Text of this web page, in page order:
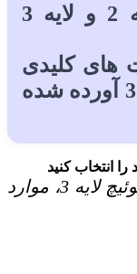
تفاوت بین سوئیچ های لایه 2 و لایه 3
های کلیدی
بین سوئیچ های لایه 2 و لایه 3 آورده شده
انتخاب کنید
هنگام انتخاب بین سوئیچ لایه 2 و سوئیچ لایه 3، موارد